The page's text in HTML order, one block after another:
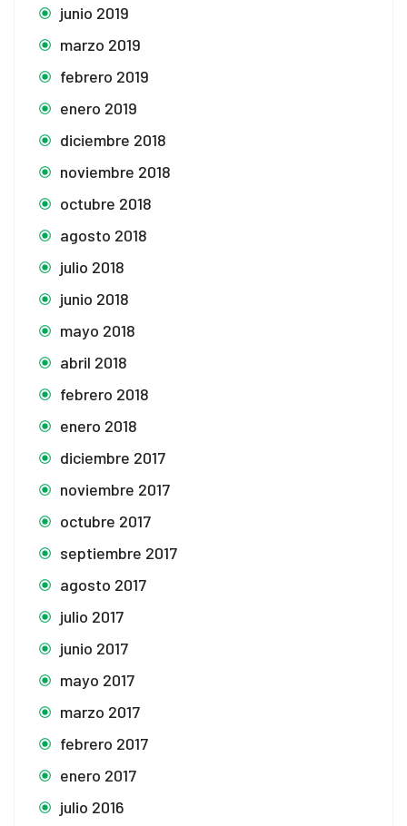
junio 2019
marzo 2019
febrero 2019
enero 2019
diciembre 2018
noviembre 2018
octubre 2018
agosto 2018
julio 2018
junio 2018
mayo 2018
abril 2018
febrero 2018
enero 2018
diciembre 2017
noviembre 2017
octubre 2017
septiembre 2017
agosto 2017
julio 2017
junio 2017
mayo 2017
marzo 2017
febrero 2017
enero 2017
julio 2016